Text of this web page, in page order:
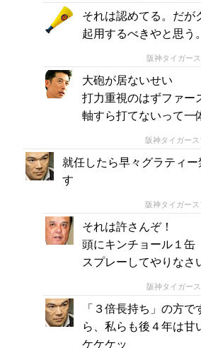
それは認めてる。だが
起用するべきやと思う。
阪神タイガー
大砲が居ないせい
打力重視のはずファー
軸すら打てないって一
阪神タイガース
就任したら早々グラティ
す
阪神タイガース
それは許さんぞ！
頭にキンチョール１缶
スプレーしてやりなさ
阪神タイガー
「３倍長持ち」の方
ら、私らも後４年は
ケケケッ